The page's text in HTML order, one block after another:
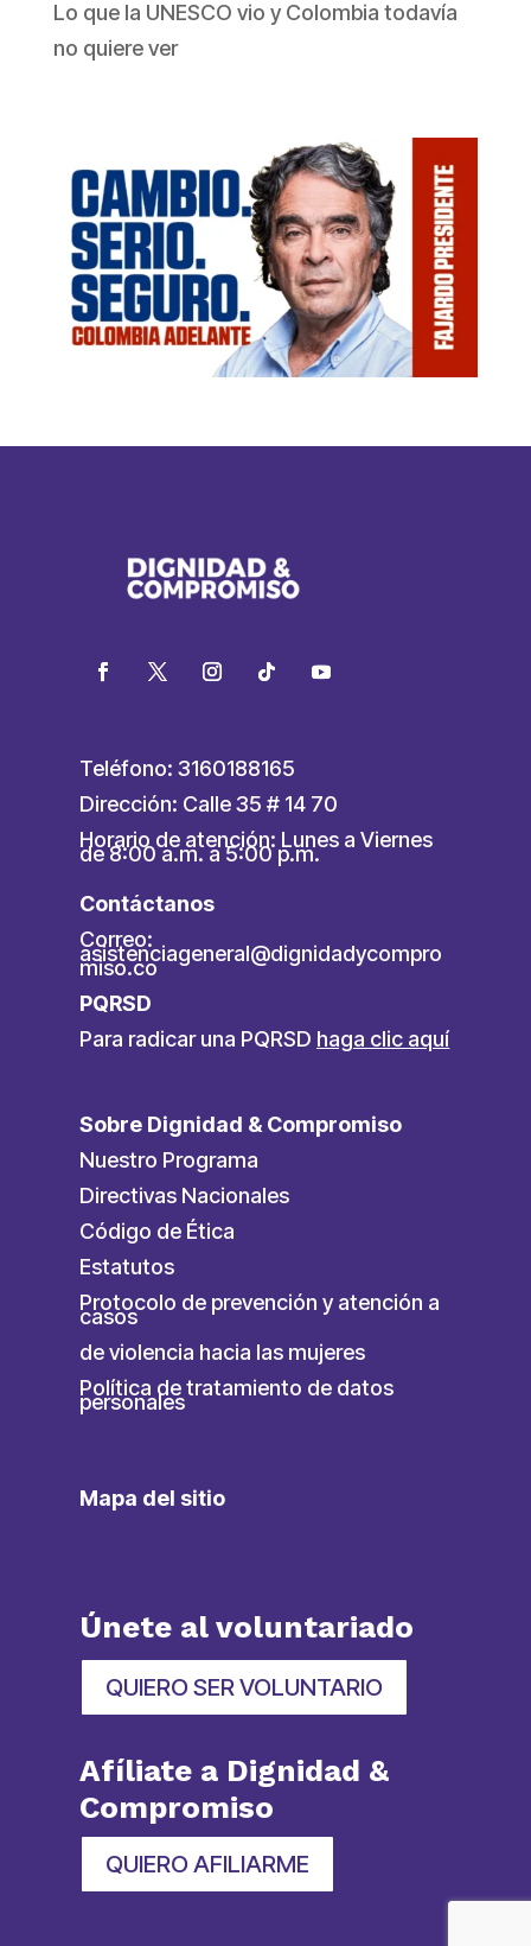
Lo que la UNESCO vio y Colombia todavía
no quiere ver
Teléfono: 3160188165
Dirección: Calle 35 # 14 70
Horario de atención: Lunes a Viernes
de 8:00 a.m. a 5:00 p.m.
Contáctanos
Correo:
asistenciageneral@dignidadycompro
miso.co
PQRSD
Para radicar una PQRSD haga clic aquí
Sobre Dignidad & Compromiso
Nuestro Programa
Directivas Nacionales
Código de Ética
Estatutos
Protocolo de prevención y atención a
casos
de violencia hacia las mujeres
Política de tratamiento de datos
personales
Mapa del sitio
Únete al voluntariado
QUIERO SER VOLUNTARIO
Afíliate a Dignidad &
Compromiso
QUIERO AFILIARME